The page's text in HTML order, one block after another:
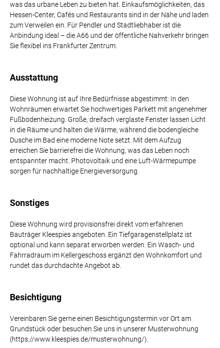
was das urbane Leben zu bieten hat. Einkaufsmöglichkeiten, das
Hessen-Center, Cafés und Restaurants sind in der Nähe und laden
zum Verweilen ein. Für Pendler und Stadtliebhaber ist die
Anbindung ideal – die A66 und der öffentliche Nahverkehr bringen
Sie flexibel ins Frankfurter Zentrum.
Ausstattung
Diese Wohnung ist auf Ihre Bedürfnisse abgestimmt: In den
Wohnräumen erwartet Sie hochwertiges Parkett mit angenehmer
Fußbodenheizung. Große, dreifach verglaste Fenster lassen Licht
in die Räume und halten die Wärme, während die bodengleiche
Dusche im Bad eine moderne Note setzt. Mit dem Aufzug
erreichen Sie barrierefrei die Wohnung, was das Leben noch
entspannter macht. Photovoltaik und eine Luft-Wärmepumpe
sorgen für nachhaltige Energieversorgung.
Sonstiges
Diese Wohnung wird provisionsfrei direkt vom erfahrenen
Bauträger Kleespies angeboten. Ein Tiefgaragenstellplatz ist
optional und kann separat erworben werden. Ein Wasch- und
Fahrradraum im Kellergeschoss ergänzt den Wohnkomfort und
rundet das durchdachte Angebot ab.
Besichtigung
Vereinbaren Sie gerne einen Besichtigungstermin vor Ort am
Grundstück oder besuchen Sie uns in unserer Musterwohnung
(https://www.kleespies.de/musterwohnung/).